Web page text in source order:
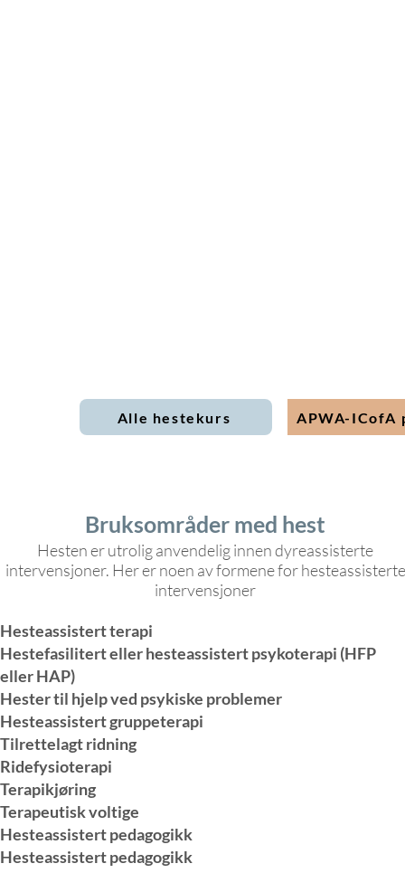
Alle hestekurs APWA-
Bruksområder med hest
Hesten er utrolig anvendelig innen dyreassisterte
intervensjoner. Her er noen av formene for hesteassisterte
intervensjoner
Hesteassistert terapi
Hestefasilitert eller hesteassistert psykoterapi (HFP
eller HAP)
Hester til hjelp ved psykiske problemer
Hesteassistert gruppeterapi
Tilrettelagt ridning
Ridefysioterapi
Terapikjøring
Terapeutisk voltige
Hesteassistert pedagogikk
Hesteassistert pedagogikk